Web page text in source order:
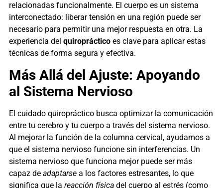
relacionadas funcionalmente. El cuerpo es un sistema
interconectado: liberar tensión en una región puede ser
necesario para permitir una mejor respuesta en otra. La
experiencia del quiropráctico es clave para aplicar estas
técnicas de forma segura y efectiva.
Más Allá del Ajuste: Apoyando
al Sistema Nervioso
El cuidado quiropráctico busca optimizar la comunicación
entre tu cerebro y tu cuerpo a través del sistema nervioso.
Al mejorar la función de la columna cervical, ayudamos a
que el sistema nervioso funcione sin interferencias. Un
sistema nervioso que funciona mejor puede ser más
capaz de adaptarsea los factores estresantes, lo que
significa que la reacción físicadel cuerpo al estrés (como